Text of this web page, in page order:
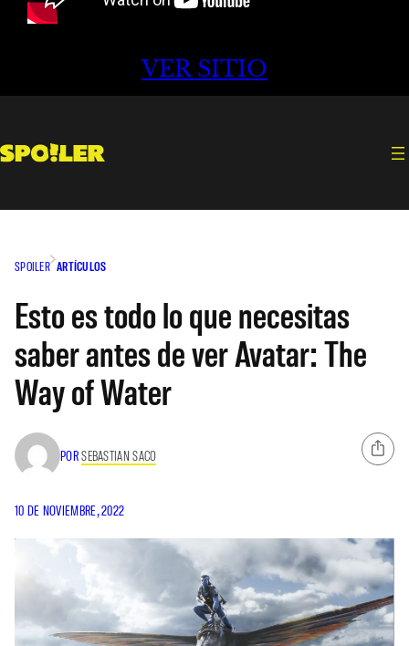
VER SITIO
SPOILER ARTÍCULOS
Esto es todo lo que necesitas
saber antes de ver Avatar: The
Way of Water
PORSEBASTIAN SACO
10 DE NOVIEMBRE, 2022